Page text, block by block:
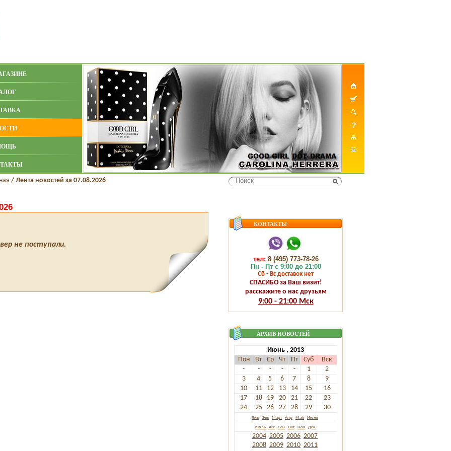
/ Лента новостей за 07.08.2026
не поступали.
КОНТАКТЫ
тел: 8 (495) 773-78-26
Пн - Пт с 9:00 до 21:00
Сб - Вс доставок нет
СПАСИБО за Ваш визит!
расскажите о нас друзьям
9:00 - 21:00 Мск
АРХИВ НОВОСТЕЙ
Июнь , 2013
Пон
Вт Ср Чт Пт Суб
Вск
-
- - - - 1
2
3
4 5 6 7 8
9
10
11 12 13 14 15
16
17
18 19 20 21 22
23
24
25 26 27 28 29 30
Янв Фев Март Апр Май Июнь
Июль Авг Сен Окт Ноя Дек
2004 2005 2006 2007
2008 2009 2010 2011